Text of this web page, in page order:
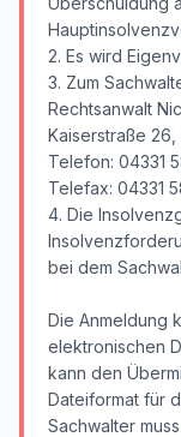
2. Es wird
3. Zum
Rechtsanwalt
Kaiserstraße
Telefon: 04331
Telefax: 04331
4. Die
bei dem
Die Anmeldung
elektronischen
kann den
Dateiformat für
Sachwalter